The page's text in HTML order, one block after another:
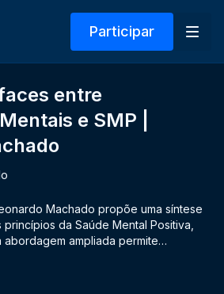
Participar
entre
e SMP |
Machado propõe uma síntese
da Saúde Mental Positiva,
ampliada permite
transtornos mentais para além do